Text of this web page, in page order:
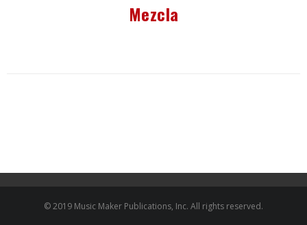
Mezcla
© 2019 Music Maker Publications, Inc. All rights reserved.